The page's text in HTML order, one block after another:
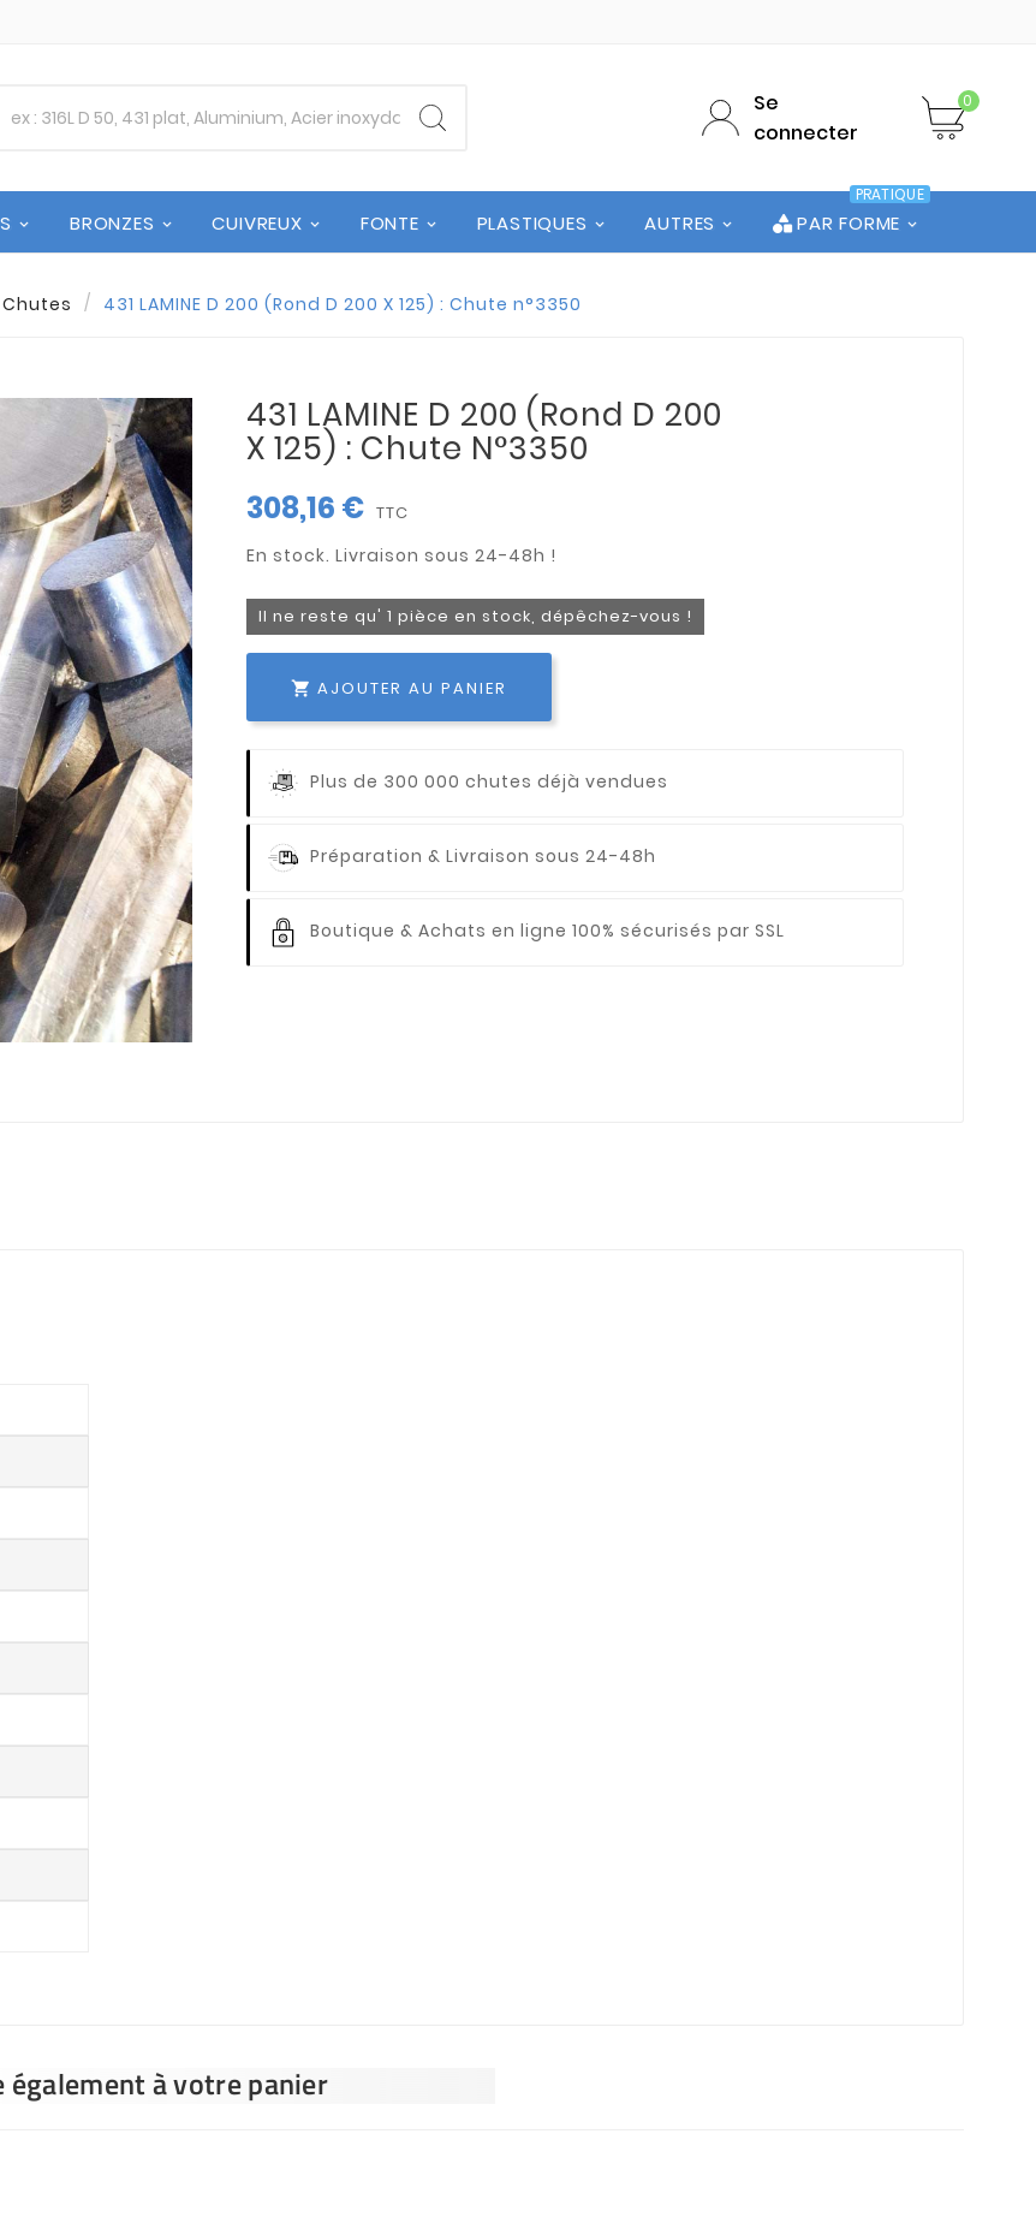
Se
connecter
0
BRONZES CUIVREUX FONTE PLASTIQUES AUTRES PAR FORME
PRATIQUE
Chutes 431 LAMINE D 200 (Rond D 200 X 125) : Chute n°3350
431 LAMINE D 200 (Rond D 200
X 125) : Chute N°3350
308,16 € TTC
Il ne reste qu' 1 pièce en stock, dépêchez-vous !
 AJOUTER AU PANIER
Plus de 300 000 chutes déjà vendues
Préparation & Livraison sous 24-48h
Boutique & Achats en ligne 100% sécurisés par SSL
à votre panier